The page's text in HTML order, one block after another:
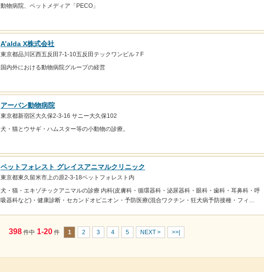
動物病院、ペットメディア「PECO」
A’alda X株式会社
東京都品川区西五反田7-1-10五反田テックワンビル７F
国内外における動物病院グループの経営
アーバン動物病院
東京都新宿区大久保2-3-16 サニー大久保102
犬・猫とウサギ・ハムスター等の小動物の診療。
ペットフォレスト グレイスアニマルクリニック
東京都東久留米市上の原2-3-18ペットフォレスト内
犬・猫・エキゾチックアニマルの診療 内科(皮膚科・循環器科・泌尿器科・眼科・歯科・耳鼻科・呼
吸器科など)・健康診断・セカンドオピニオン・予防医療(混合ワクチン・狂犬病予防接種・フィ…
398 件中 1-20 件 1 2 3 4 5 NEXT > >>|